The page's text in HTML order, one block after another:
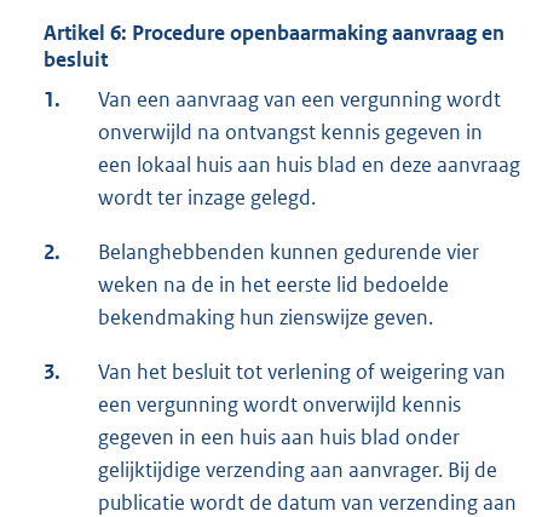
Artikel 6: Procedure openbaarmaking aanvraag en
besluit
1.
Van een aanvraag van een vergunning wordt
onverwijld na ontvangst kennis gegeven in
een lokaal huis aan huis blad en deze aanvraag
wordt ter inzage gelegd.
2.
Belanghebbenden kunnen gedurende vier
weken na de in het eerste lid bedoelde
bekendmaking hun zienswijze geven.
3.
Van het besluit tot verlening of weigering van
een vergunning wordt onverwijld kennis
gegeven in een huis aan huis blad onder
gelijktijdige verzending aan aanvrager. Bij de
publicatie wordt de datum van verzending aan